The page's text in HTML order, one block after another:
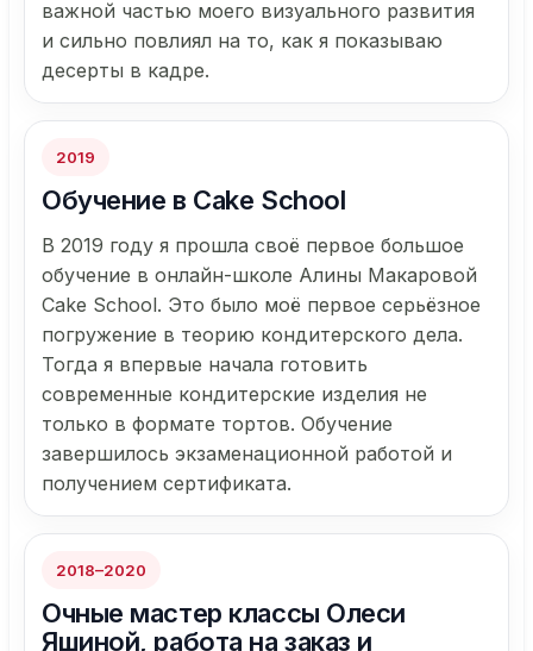
важной частью моего визуального развития
и сильно повлиял на то, как я показываю
десерты в кадре.
2019
Обучение в Cake School
В 2019 году я прошла своё первое большое
обучение в онлайн-школе Алины Макаровой
Cake School. Это было моё первое серьёзное
погружение в теорию кондитерского дела.
Тогда я впервые начала готовить
современные кондитерские изделия не
только в формате тортов. Обучение
завершилось экзаменационной работой и
получением сертификата.
2018–2020
Очные мастер классы Олеси
Яшиной, работа на заказ и